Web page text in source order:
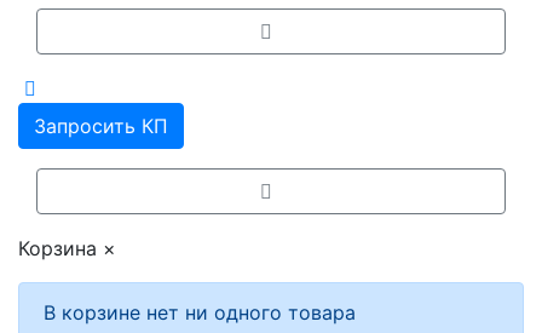
Запросить КП
Корзина ×
В корзине нет ни одного товара